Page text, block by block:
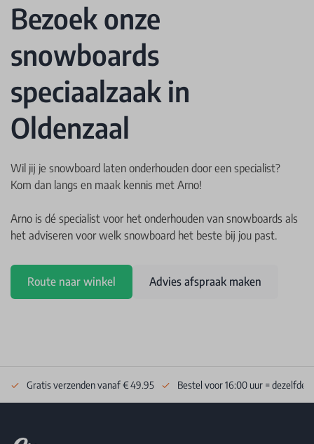
Bezoek onze
snowboards
speciaalzaak in
Oldenzaal
Wil jij je snowboard laten onderhouden door een specialist?
Kom dan langs en maak kennis met Arno!
Arno is dé specialist voor het onderhouden van snowboards als
het adviseren voor welk snowboard het beste bij jou past.
Route naar winkel Advies afspraak maken
Gratis verzenden vanaf € 49.95 Bestel voor 16:00 uur = dezelfde